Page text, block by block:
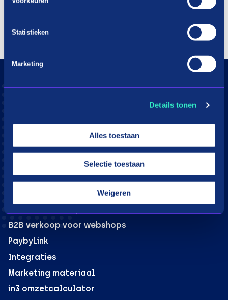
Statistieken
Marketing
Details tonen
Alles toestaan
Selectie toestaan
Weigeren
Consumenten
Hoe werkt in3
Klantenservice
B2B verkoop voor webshops
PaybyLink
Integraties
Marketing materiaal
in3 omzetcalculator